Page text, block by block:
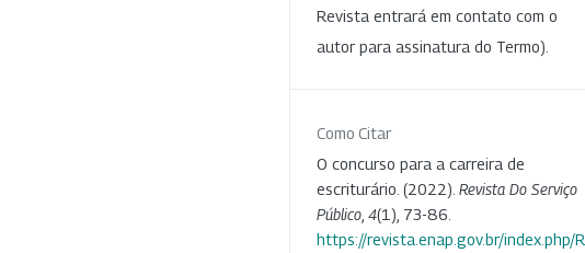
Revista entrará em contato com o
autor para assinatura do Termo).
Como Citar
O concurso para a carreira de
escriturário. (2022). Revista Do Serviço
Público 4(1), 73-86.
https://revista.enap.gov.br/index.php/R